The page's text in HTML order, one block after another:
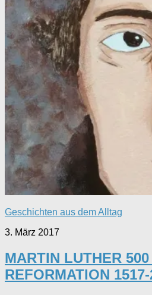
Geschichten aus dem Alltag
3. März 2017
MARTIN LUTHER
REFORMATION